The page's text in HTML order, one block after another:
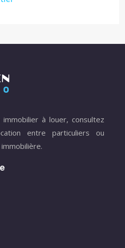
à louer, consultez
entre particuliers ou